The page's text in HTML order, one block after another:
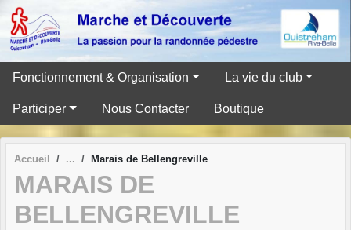
Fonctionnement & Organisation La vie du club
Participer Nous Contacter Boutique
Accueil Marais de Bellengreville
MARAIS DE
BELLENGREVILLE
Panneau de gestion des cookies